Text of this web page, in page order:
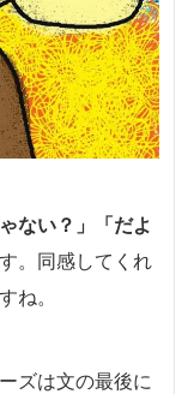
ゃない？」「だよ
。同感してくれ
ね。
ズは文の最後に